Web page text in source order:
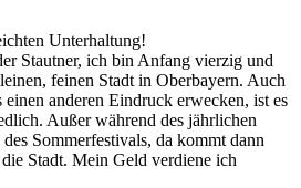
Unterhaltung!
Stautner, ich bin Anfang vierzig und
feinen Stadt in Oberbayern. Auch
anderen Eindruck erwecken, ist es
Außer während des jährlichen
Sommerfestivals, da kommt dann
Stadt. Mein Geld verdiene ich